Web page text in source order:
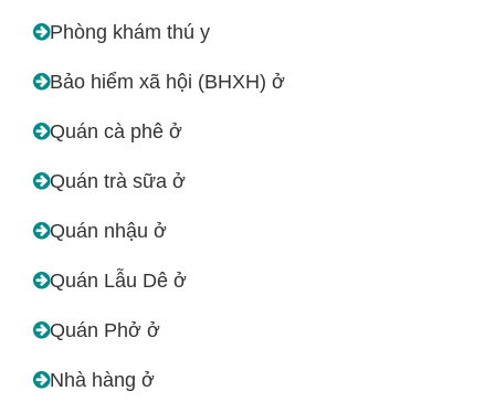
Phòng khám thú y
Bảo hiểm xã hội (BHXH) ở
Quán cà phê ở
Quán trà sữa ở
Quán nhậu ở
Quán Lẫu Dê ở
Quán Phở ở
Nhà hàng ở